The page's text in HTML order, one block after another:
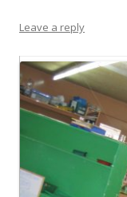
Leave a reply